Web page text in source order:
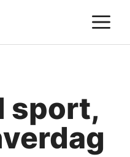
sport,